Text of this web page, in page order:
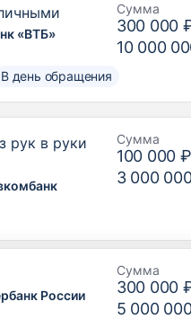
«ВТБ»
Сумма
300 000
10 000
В день обращения
рук в руки
Сумма
100 000 ₽
3 000
России
Сумма
300 000
5 000